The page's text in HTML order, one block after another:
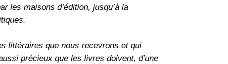
les maisons d’édition, jusqu’à la
littéraires que nous recevrons et qui
précieux que les livres doivent, d’une